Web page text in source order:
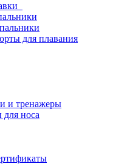
для плавания
и тренажеры
носа